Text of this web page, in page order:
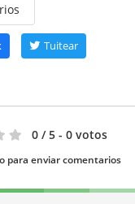
Tuitear
0 / 5 - 0 votos
para enviar comentarios